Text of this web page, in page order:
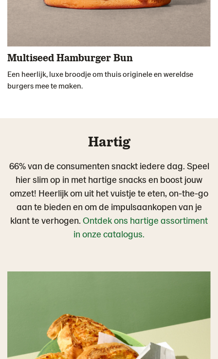
Multiseed Hamburger Bun
Een heerlijk, luxe broodje om thuis originele en wereldse
burgers mee te maken.
Hartig
66% van de consumenten snackt iedere dag. Speel
hier slim op in met hartige snacks en boost jouw
omzet! Heerlijk om uit het vuistje te eten, on-the-go
aan te bieden en om de impulsaankopen van je
klant te verhogen. Ontdek ons hartige assortiment
in onze catalogus.